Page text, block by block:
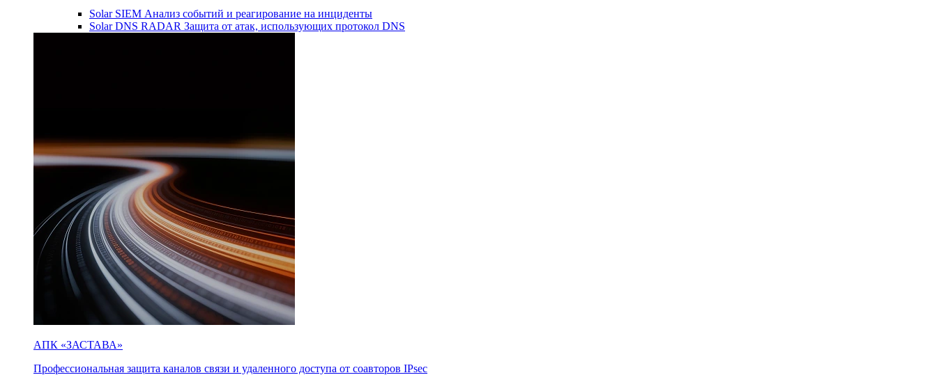
Solar SIEM Анализ событий и реагирование на инциденты
Solar DNS RADAR Защита от атак, использующих протокол DNS
АПК «ЗАСТАВА»
Профессиональная защита каналов связи и удаленного доступа от соавторов IPsec